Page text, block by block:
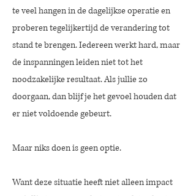
te veel hangen in de dagelijkse operatie en
proberen tegelijkertijd de verandering tot
stand te brengen. Iedereen werkt hard, maar
de inspanningen leiden niet tot het
noodzakelijke resultaat. Als jullie zo
doorgaan, dan blijf je het gevoel houden dat
er niet voldoende gebeurt.
Maar niks doen is geen optie.
Want deze situatie heeft niet alleen impact